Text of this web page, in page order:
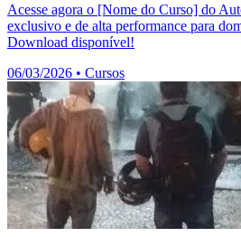
Acesse agora o [Nome do Curso] do
exclusivo e de alta performance para
Download disponível!
06/03/2026 • Cursos